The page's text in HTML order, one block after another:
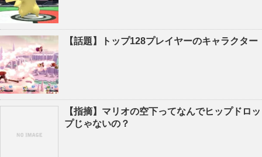
【話題】トップ128プレイヤーのキャラクター
【指摘】マリオの空下ってなんでヒップドロッ
プじゃないの？